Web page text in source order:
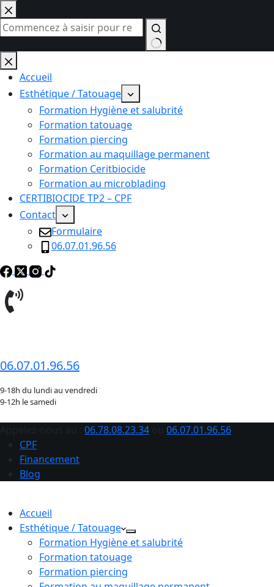
Passer
au
contenu
Aucun
résultatAccueil
Esthétique / Tatouage
Formation Hygiène et salubrité
Formation tatouage
Formation piercing
Formation au maquillage permanent
Formation Ceritbiocide
Formation au microblading
CERTIBIOCIDE TP2 – CPF
Contact
Formulaire
06.07.01.96.56
06.07.01.96.56
9-18h du lundi au vendredi
9-12h le samedi
06.78.08.23.34
06.07.01.96.56
CPF
Financement
Blog
Accueil
Esthétique / Tatouage
Formation Hygiène et salubrité
Formation tatouage
Formation piercing